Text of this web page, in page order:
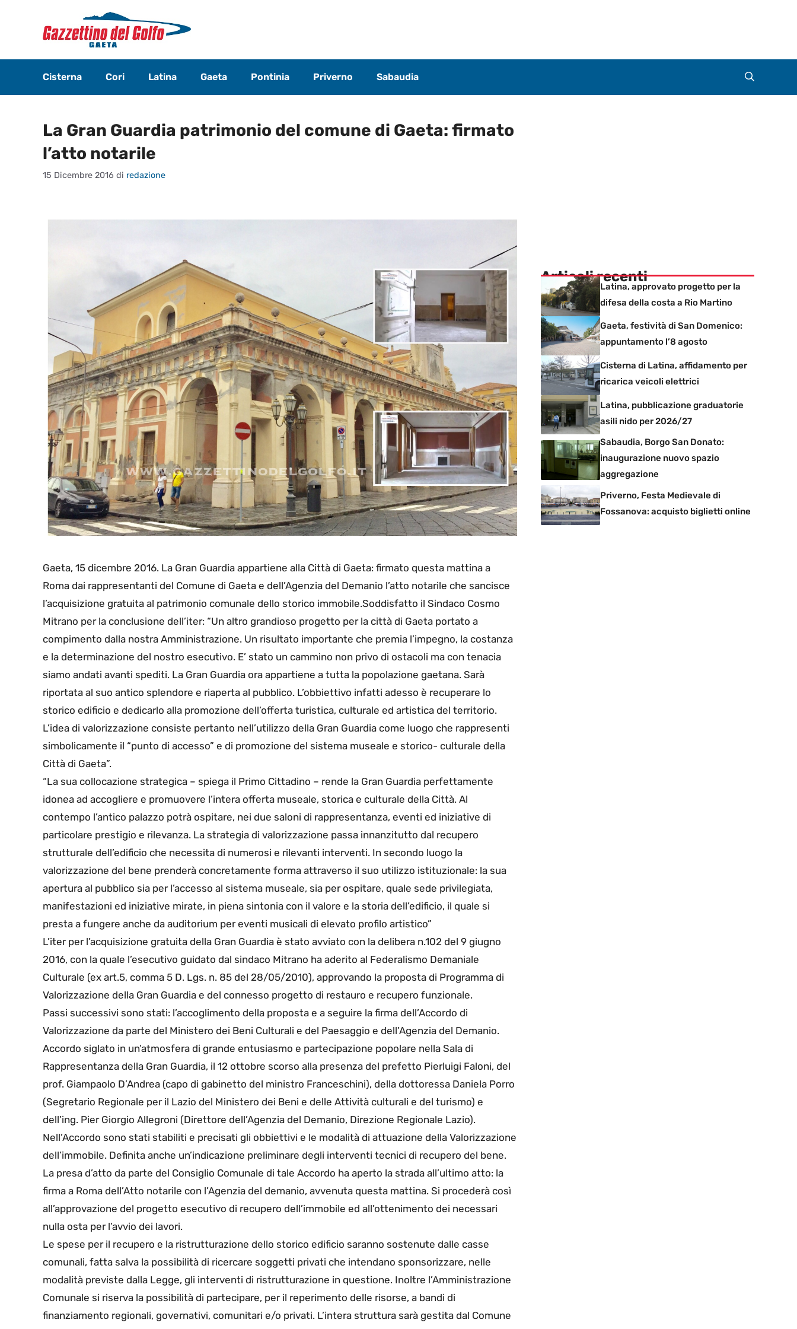
contenuto
Cisterna Cori Latina Gaeta Pontinia Priverno Sabaudia
La Gran Guardia patrimonio del comune di Gaeta: firmato
l’atto notarile
15 Dicembre 2016 di redazione
Gaeta, 15 dicembre 2016. La Gran Guardia appartiene alla Città di Gaeta: firmato questa mattina a
Roma dai rappresentanti del Comune di Gaeta e dell’Agenzia del Demanio l’atto notarile che sancisce
l’acquisizione gratuita al patrimonio comunale dello storico immobile.Soddisfatto il Sindaco Cosmo
Mitrano per la conclusione dell’iter: “Un altro grandioso progetto per la città di Gaeta portato a
compimento dalla nostra Amministrazione. Un risultato importante che premia l’impegno, la costanza
e la determinazione del nostro esecutivo. E’ stato un cammino non privo di ostacoli ma con tenacia
siamo andati avanti spediti. La Gran Guardia ora appartiene a tutta la popolazione gaetana. Sarà
riportata al suo antico splendore e riaperta al pubblico. L’obbiettivo infatti adesso è recuperare lo
storico edificio e dedicarlo alla promozione dell’offerta turistica, culturale ed artistica del territorio.
L’idea di valorizzazione consiste pertanto nell’utilizzo della Gran Guardia come luogo che rappresenti
simbolicamente il “punto di accesso” e di promozione del sistema museale e storico- culturale della
Città di Gaeta”.
“La sua collocazione strategica – spiega il Primo Cittadino – rende la Gran Guardia perfettamente
idonea ad accogliere e promuovere l’intera offerta museale, storica e culturale della Città. Al
contempo l’antico palazzo potrà ospitare, nei due saloni di rappresentanza, eventi ed iniziative di
particolare prestigio e rilevanza. La strategia di valorizzazione passa innanzitutto dal recupero
strutturale dell’edificio che necessita di numerosi e rilevanti interventi. In secondo luogo la
valorizzazione del bene prenderà concretamente forma attraverso il suo utilizzo istituzionale: la sua
apertura al pubblico sia per l’accesso al sistema museale, sia per ospitare, quale sede privilegiata,
manifestazioni ed iniziative mirate, in piena sintonia con il valore e la storia dell’edificio, il quale si
presta a fungere anche da auditorium per eventi musicali di elevato profilo artistico”
L’iter per l’acquisizione gratuita della Gran Guardia è stato avviato con la delibera n.102 del 9 giugno
2016, con la quale l’esecutivo guidato dal sindaco Mitrano ha aderito al Federalismo Demaniale
Culturale (ex art.5, comma 5 D. Lgs. n. 85 del 28/05/2010), approvando la proposta di Programma di
Valorizzazione della Gran Guardia e del connesso progetto di restauro e recupero funzionale.
Passi successivi sono stati: l’accoglimento della proposta e a seguire la firma dell’Accordo di
Valorizzazione da parte del Ministero dei Beni Culturali e del Paesaggio e dell’Agenzia del Demanio.
Accordo siglato in un’atmosfera di grande entusiasmo e partecipazione popolare nella Sala di
Rappresentanza della Gran Guardia, il 12 ottobre scorso alla presenza del prefetto Pierluigi Faloni, del
prof. Giampaolo D’Andrea (capo di gabinetto del ministro Franceschini), della dottoressa Daniela Porro
(Segretario Regionale per il Lazio del Ministero dei Beni e delle Attività culturali e del turismo) e
dell’ing. Pier Giorgio Allegroni (Direttore dell’Agenzia del Demanio, Direzione Regionale Lazio).
Nell’Accordo sono stati stabiliti e precisati gli obbiettivi e le modalità di attuazione della Valorizzazione
dell’immobile. Definita anche un’indicazione preliminare degli interventi tecnici di recupero del bene.
La presa d’atto da parte del Consiglio Comunale di tale Accordo ha aperto la strada all’ultimo atto: la
firma a Roma dell’Atto notarile con l’Agenzia del demanio, avvenuta questa mattina. Si procederà così
all’approvazione del progetto esecutivo di recupero dell’immobile ed all’ottenimento dei necessari
nulla osta per l’avvio dei lavori.
Le spese per il recupero e la ristrutturazione dello storico edificio saranno sostenute dalle casse
comunali, fatta salva la possibilità di ricercare soggetti privati che intendano sponsorizzare, nelle
modalità previste dalla Legge, gli interventi di ristrutturazione in questione. Inoltre l’Amministrazione
Comunale si riserva la possibilità di partecipare, per il reperimento delle risorse, a bandi di
finanziamento regionali, governativi, comunitari e/o privati. L’intera struttura sarà gestita dal Comune
Articoli recenti
Latina, approvato progetto per la
difesa della costa a Rio Martino
Gaeta, festività di San Domenico:
appuntamento l’8 agosto
Cisterna di Latina, affidamento per
ricarica veicoli elettrici
Latina, pubblicazione graduatorie
asili nido per 2026/27
Sabaudia, Borgo San Donato:
inaugurazione nuovo spazio
aggregazione
Priverno, Festa Medievale di
Fossanova: acquisto biglietti online